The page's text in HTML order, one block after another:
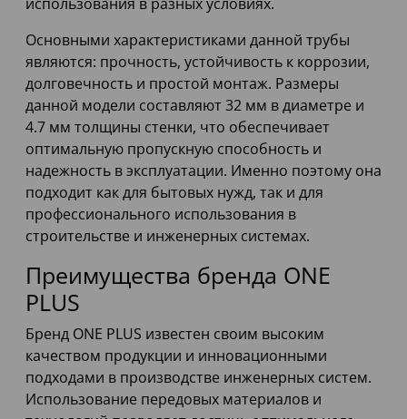
использования в разных условиях.
Основными характеристиками данной трубы
являются: прочность, устойчивость к коррозии,
долговечность и простой монтаж. Размеры
данной модели составляют 32 мм в диаметре и
4.7 мм толщины стенки, что обеспечивает
оптимальную пропускную способность и
надежность в эксплуатации. Именно поэтому она
подходит как для бытовых нужд, так и для
профессионального использования в
строительстве и инженерных системах.
Преимущества бренда ONE
PLUS
Бренд ONE PLUS известен своим высоким
качеством продукции и инновационными
подходами в производстве инженерных систем.
Использование передовых материалов и